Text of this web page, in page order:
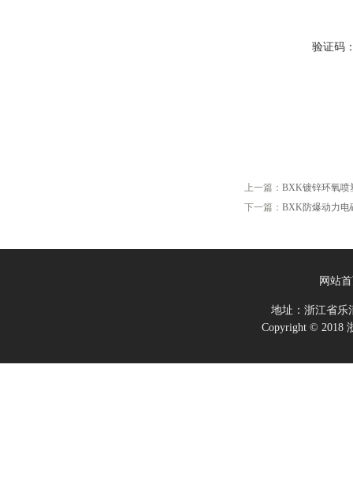
验证码
上一篇： BXK镀锌环氧喷
下一篇： BXK防爆动力电
网站
地址：浙江省
Copyright © 2018